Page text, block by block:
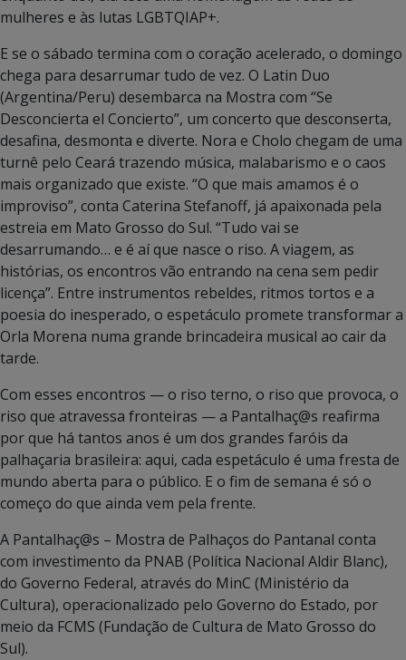
mulheres e às lutas LGBTQIAP+.
E se o sábado termina com o coração acelerado, o domingo
chega para desarrumar tudo de vez. O Latin Duo
(Argentina/Peru) desembarca na Mostra com “Se
Desconcierta el Concierto”, um concerto que desconserta,
desafina, desmonta e diverte. Nora e Cholo chegam de uma
turnê pelo Ceará trazendo música, malabarismo e o caos
mais organizado que existe. “O que mais amamos é o
improviso”, conta Caterina Stefanoff, já apaixonada pela
estreia em Mato Grosso do Sul. “Tudo vai se
desarrumando… e é aí que nasce o riso. A viagem, as
histórias, os encontros vão entrando na cena sem pedir
licença”. Entre instrumentos rebeldes, ritmos tortos e a
poesia do inesperado, o espetáculo promete transformar a
Orla Morena numa grande brincadeira musical ao cair da
tarde.
Com esses encontros — o riso terno, o riso que provoca, o
riso que atravessa fronteiras — a Pantalhaç@s reafirma
por que há tantos anos é um dos grandes faróis da
palhaçaria brasileira: aqui, cada espetáculo é uma fresta de
mundo aberta para o público. E o fim de semana é só o
começo do que ainda vem pela frente.
A Pantalhaç@s – Mostra de Palhaços do Pantanal conta
com investimento da PNAB (Política Nacional Aldir Blanc),
do Governo Federal, através do MinC (Ministério da
Cultura), operacionalizado pelo Governo do Estado, por
meio da FCMS (Fundação de Cultura de Mato Grosso do
Sul).